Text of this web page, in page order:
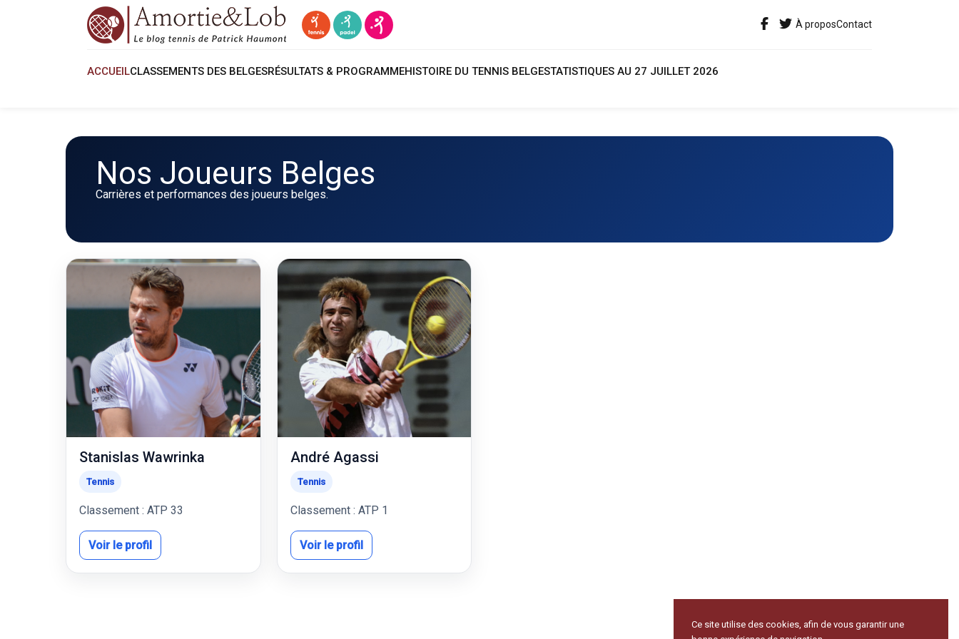
À proposContact
ACCUEILCLASSEMENTS DES BELGESRÉSULTATS & PROGRAMMEHISTOIRE DU TENNIS BELGESTATISTIQUES AU 27 JUILLET 2026
Nos Joueurs Belges
Carrières et performances des joueurs belges.
Stanislas Wawrinka
Tennis
Classement : ATP 33
Voir le profil
André Agassi
Tennis
Classement : ATP 1
Voir le profil
Ce site utilise des cookies, afin de vous garantir une